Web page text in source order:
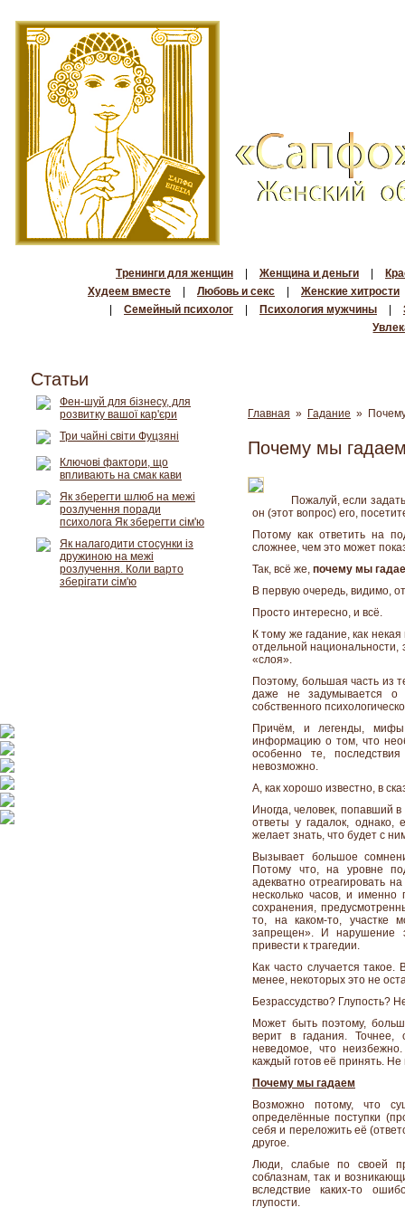
Тренинги для женщин Женщина и деньги
Худеем вместе
Любовь и секс
Женские хитрости
Семейный психолог Психология мужчины
Главная » Гадание »
Почему мы
Пожалуй, если
он (этот вопрос) его,
Потому как ответить на
сложнее, чем это может
Так, всё же, почему мы
В первую очередь, видимо,
Просто интересно, и всё.
К тому же гадание, как
отдельной национальности,
«слоя».
Поэтому, большая часть из
даже не задумывается
собственного
Причём, и легенды,
информацию о том, что
особенно те,
невозможно.
А, как хорошо известно, в
Иногда, человек, попавший
ответы у гадалок, однако,
желает знать, что будет с
Вызывает большое
Потому что, на уровне
адекватно отреагировать
несколько часов, и именно
сохранения,
то, на каком-то, участке
запрещен». И нарушение
привести к трагедии.
Как часто случается
менее, некоторых это не
Безрассудство? Глупость?
Может быть поэтому,
верит в гадания. Точнее,
неведомое, что
каждый готов её принять. Не
Почему мы гадаем
Возможно потому, что
определённые поступки
себя и переложить её
другое.
Люди, слабые по своей
соблазнам, так и
вследствие каких-то
глупости.
Статьи
Фен-шуй для бізнесу, для
розвитку вашої кар'єри
Три чайні світи Фуцзяні
Ключові фактори, що
впливають на смак кави
Як зберегти шлюб на межі
розлучення поради
психолога Як зберегти сім'ю
Як налагодити стосунки із
дружиною на межі
розлучення. Коли варто
зберігати сім'ю